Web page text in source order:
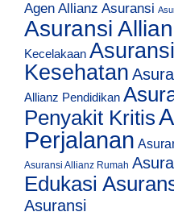
Agen Allianz Asuransi
Asuransi
Kecelakaan
Kesehatan
Allianz Pendidikan
Penyakit Kritis
Perjalanan
Asuransi Allianz Rumah
Edukasi
Asuransi